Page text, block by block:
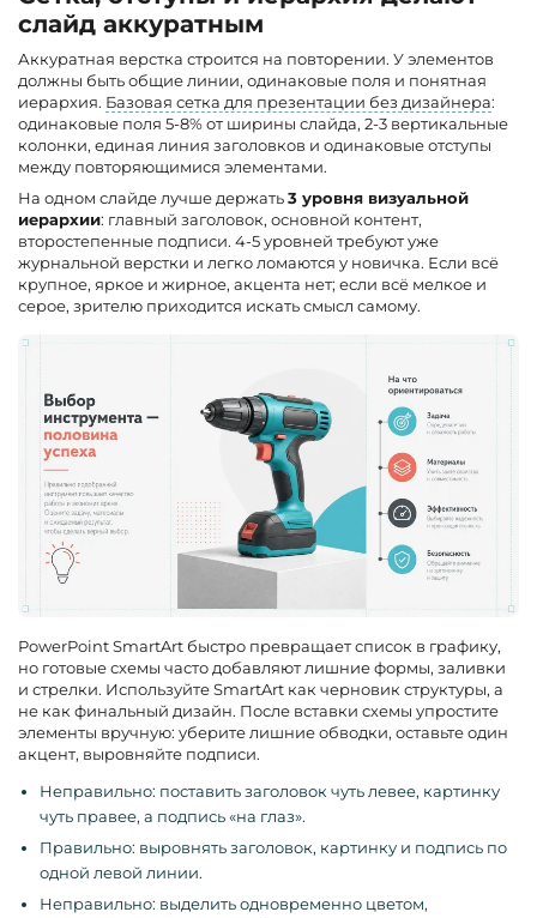
слайд аккуратным
Аккуратная верстка строится на повторении. У элементов
должны быть общие линии, одинаковые поля и понятная
иерархия. Базовая сетка для презентации без дизайнера:
одинаковые поля 5-8% от ширины слайда, 2-3 вертикальные
колонки, единая линия заголовков и одинаковые отступы
между повторяющимися элементами.
На одном слайде лучше держать3 уровня визуальной
иерархии: главный заголовок, основной контент,
второстепенные подписи. 4-5 уровней требуют уже
журнальной верстки и легко ломаются у новичка. Если всё
крупное, яркое и жирное, акцента нет; если всё мелкое и
серое, зрителю приходится искать смысл самому.
PowerPoint SmartArt быстро превращает список в графику,
но готовые схемы часто добавляют лишние формы, заливки
и стрелки. Используйте SmartArt как черновик структуры, а
не как финальный дизайн. После вставки схемы упростите
элементы вручную: уберите лишние обводки, оставьте один
акцент, выровняйте подписи.
Неправильно: поставить заголовок чуть левее, картинку
чуть правее, а подпись «на глаз».
Правильно: выровнять заголовок, картинку и подпись по
одной левой линии.
Неправильно: выделить одновременно цветом,